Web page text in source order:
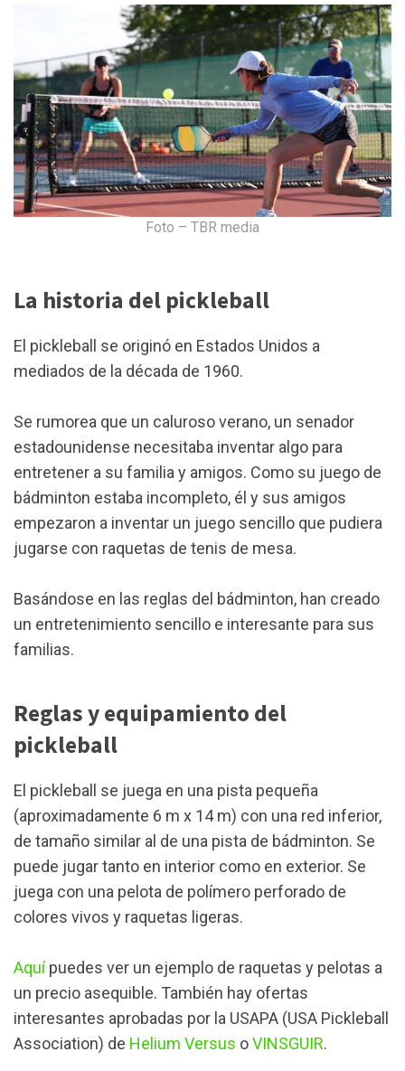
Foto – TBR media
La historia del pickleball
El pickleball se originó en Estados Unidos a
mediados de la década de 1960.
Se rumorea que un caluroso verano, un senador
estadounidense necesitaba inventar algo para
entretener a su familia y amigos. Como su juego de
bádminton estaba incompleto, él y sus amigos
empezaron a inventar un juego sencillo que pudiera
jugarse con raquetas de tenis de mesa.
Basándose en las reglas del bádminton, han creado
un entretenimiento sencillo e interesante para sus
familias.
Reglas y equipamiento del
pickleball
El pickleball se juega en una pista pequeña
(aproximadamente 6 m x 14 m) con una red inferior,
de tamaño similar al de una pista de bádminton. Se
puede jugar tanto en interior como en exterior. Se
juega con una pelota de polímero perforado de
colores vivos y raquetas ligeras.
Aquípuedes ver un ejemplo de raquetas y pelotas a
un precio asequible. También hay ofertas
interesantes aprobadas por la USAPA (USA Pickleball
Association) de Helium Versus oVINSGUIR.